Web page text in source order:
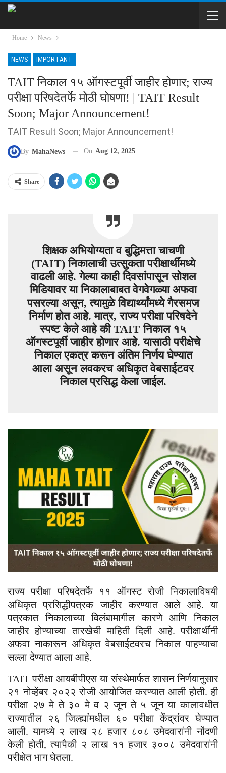
Home News
NEWS IMPORTANT
TAIT निकाल १५ ऑगस्टपूर्वी जाहीर होणार; राज्य
परीक्षा परिषदेतर्फे मोठी घोषणा! | TAIT Result
Soon; Major Announcement!
TAIT Result Soon; Major Announcement!
By MahaNews On Aug 12, 2025
Share
शिक्षक अभियोग्यता व बुद्धिमत्ता चाचणी
(TAIT) निकालाची उत्सुकता परीक्षार्थींमध्ये
वाढली आहे. गेल्या काही दिवसांपासून सोशल
मिडियावर या निकालाबाबत वेगवेगळ्या अफवा
पसरल्या असून, त्यामुळे विद्यार्थ्यांमध्ये गैरसमज
निर्माण होत आहे. मात्र, राज्य परीक्षा परिषदेने
स्पष्ट केले आहे की TAIT निकाल १५
ऑगस्टपूर्वी जाहीर होणार आहे. यासाठी परीक्षेचे
निकाल एकत्र करून अंतिम निर्णय घेण्यात
आला असून लवकरच अधिकृत वेबसाईटवर
निकाल प्रसिद्ध केला जाईल.
राज्य परीक्षा परिषदेतर्फे ११ ऑगस्ट रोजी निकालाविषयी
अधिकृत प्रसिद्धीपत्रक जाहीर करण्यात आले आहे. या
पत्रकात निकालाच्या विलंबामागील कारणे आणि निकाल
जाहीर होण्याच्या तारखेची माहिती दिली आहे. परीक्षार्थींनी
अफवा नाकारून अधिकृत वेबसाईटवरच निकाल पाहण्याचा
सल्ला देण्यात आला आहे.
TAIT परीक्षा आयबीपीएस या संस्थेमार्फत शासन निर्णयानुसार
२१ नोव्हेंबर २०२२ रोजी आयोजित करण्यात आली होती. ही
परीक्षा २७ मे ते ३० मे व २ जून ते ५ जून या कालावधीत
राज्यातील २६ जिल्ह्यांमधील ६० परीक्षा केंद्रांवर घेण्यात
आली. यामध्ये २ लाख २८ हजार ८०८ उमेदवारांनी नोंदणी
केली होती, त्यापैकी २ लाख ११ हजार ३००८ उमेदवारांनी
परीक्षेत भाग घेतला.